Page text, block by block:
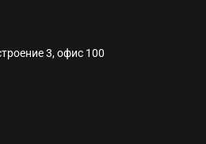
3, офис 100